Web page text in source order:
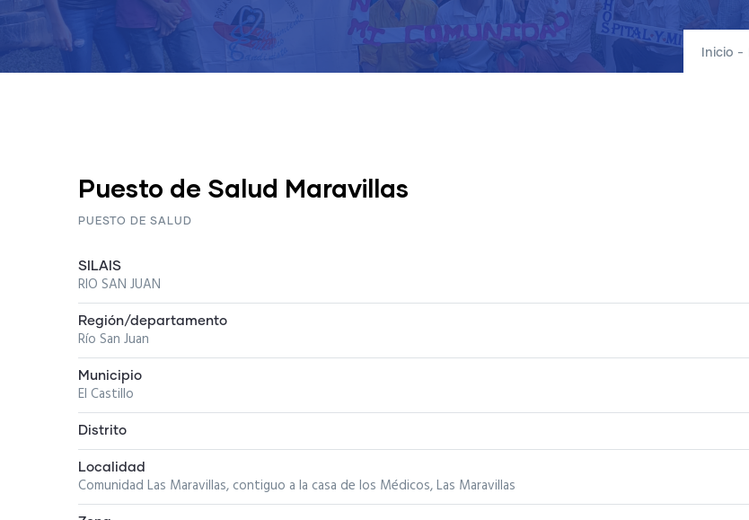
Inicio -
Puesto de Salud Maravillas
PUESTO DE SALUD
SILAIS
RIO SAN JUAN
Región/departamento
Río San Juan
Municipio
El Castillo
Distrito
Localidad
Comunidad Las Maravillas, contiguo a la casa de los Médicos, Las Maravillas